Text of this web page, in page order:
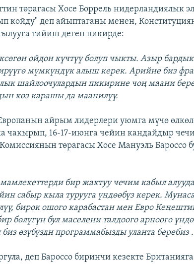
төрагасы Хосе Боррель нидерландиялык
койду" деп айыптаганы менен,
тийиш деген пикирде:
ойдон күчтүү болуп чыкты. Азыр
мүмкүндүк алыш керек. Aрийне биз
шайлоочулардын пикирине чоң маани
көз карашы да маанилүү.
айрым лидерлери уюмга мүчө
чакырып, 16-17-июнга чейин кандайдыр
төрагасы Хосе Мануэль Бароссо
бир жактуу чечим кабыл
сабыр кыла турууга үндөөбүз керек.
бирок ошого карабастан мен Евро
бул маселени талдоого арноого
өзүбүздн программабызды уланта беребиз .
деп Бароссо биринчи кезекте